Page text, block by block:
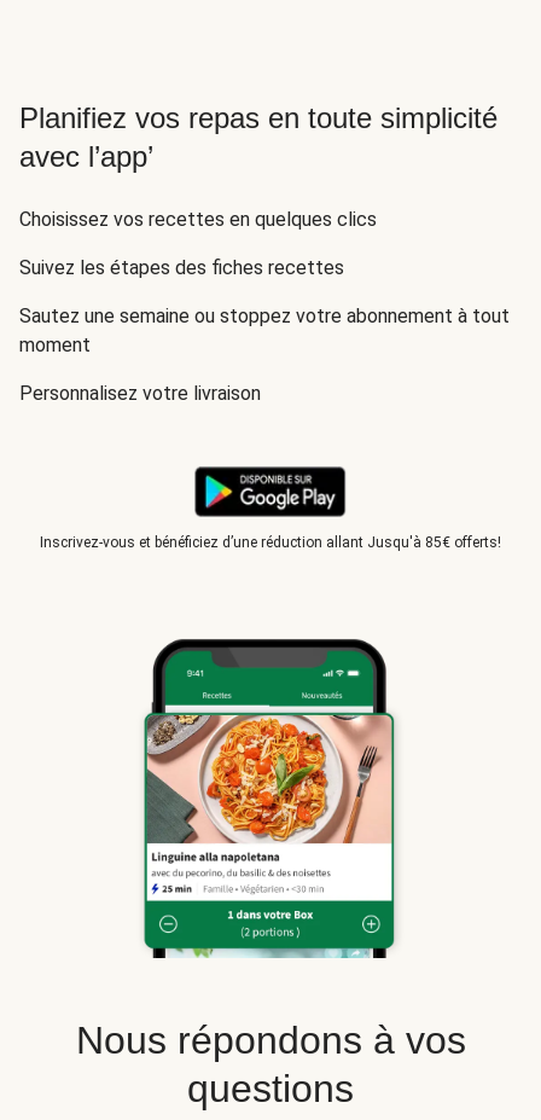
Planifiez vos repas en toute simplicité
avec l’app’
Choisissez vos recettes en quelques clics
Suivez les étapes des fiches recettes
Sautez une semaine ou stoppez votre abonnement à tout
moment
Personnalisez votre livraison
Inscrivez-vous et bénéficiez d’une réduction allant Jusqu'à 85€ offerts!
Nous répondons à vos
questions